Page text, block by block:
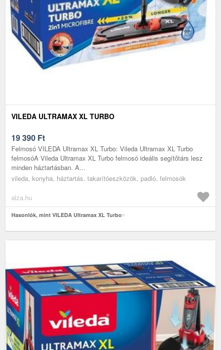
VILEDA ULTRAMAX XL TURBO
19 390 Ft
Felmosó VILEDA Ultramax XL Turbo: Vileda Ultramax XL Turbo
felmosóA Vileda Ultramax XL Turbo felmosó ideális segítőtárs lesz
minden háztartásban. A...
vileda, konyha, háztartás, takarítóeszközök, padló, felmosók
alza.hu
Hasonlók, mint VILEDA Ultramax XL Turbo